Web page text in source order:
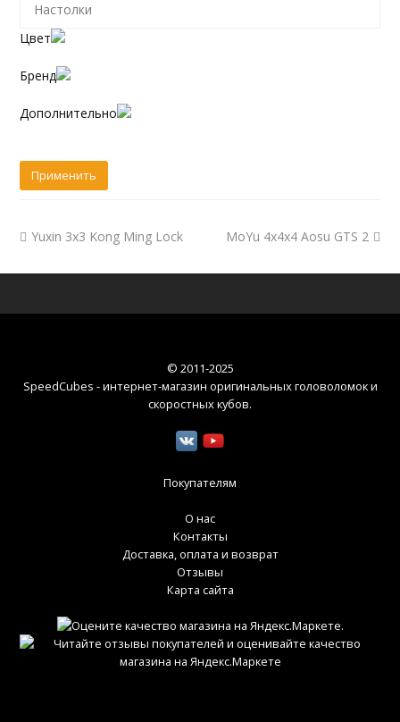
Настолки
Цвет
Бренд
Дополнительно
Yuxin 3x3 Kong Ming Lock MoYu 4x4x4 Aosu GTS 2
© 2011-2025
SpeedCubes - интернет-магазин оригинальных головоломок и
скоростных кубов.
Покупателям
О нас
Контакты
Доставка, оплата и возврат
Отзывы
Карта сайта